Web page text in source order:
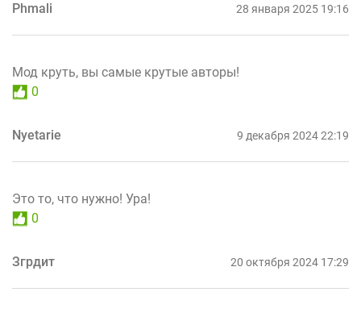
Phmali 28 января 2025 19:16
Мод круть, вы самые крутые авторы!
0
Nyetarie 9 декабря 2024 22:19
Это то, что нужно! Ура!
0
Згрдит 20 октября 2024 17:29